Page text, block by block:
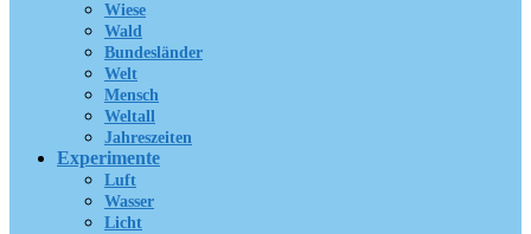
Wiese
Wald
Bundesländer
Welt
Mensch
Weltall
Jahreszeiten
Experimente
Luft
Wasser
Licht